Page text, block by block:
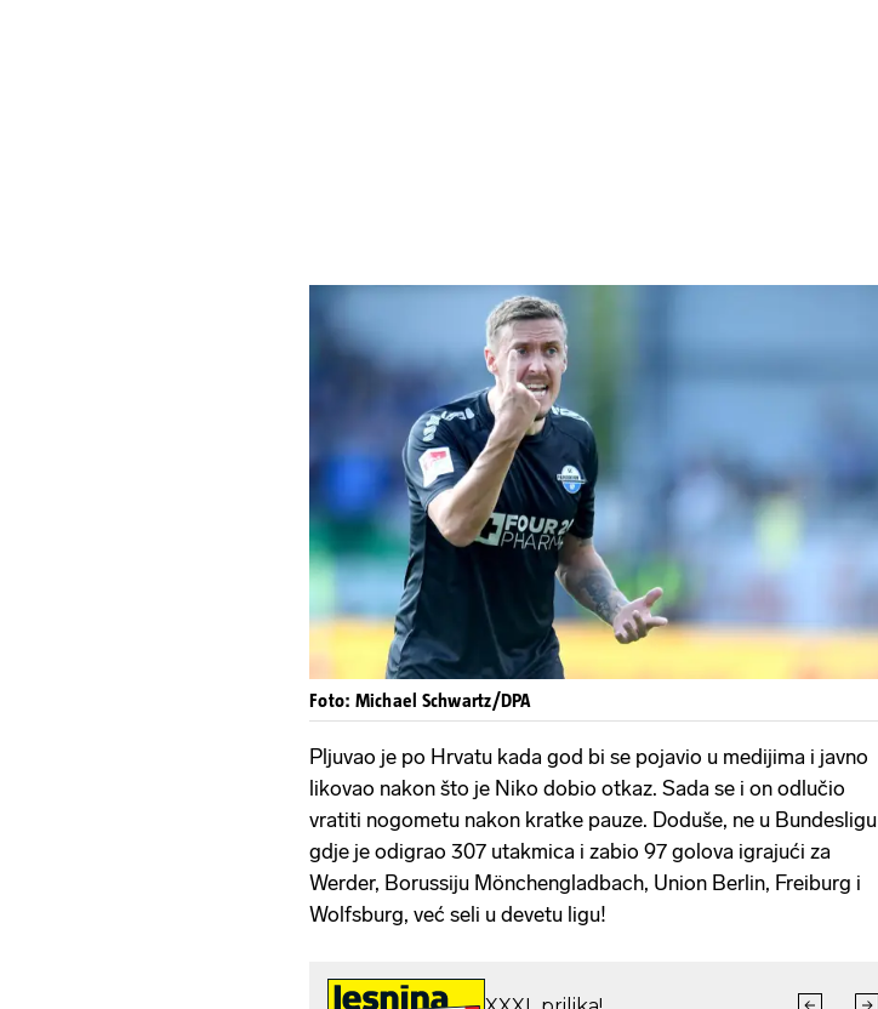
Foto: Michael Schwartz/DPA
Pljuvao je po Hrvatu kada god bi se pojavio u medijima i javno
likovao nakon što je Niko dobio otkaz. Sada se i on odlučio
vratiti nogometu nakon kratke pauze. Doduše, ne u Bundesligu
gdje je odigrao 307 utakmica i zabio 97 golova igrajući za
Werder, Borussiju Mönchengladbach, Union Berlin, Freiburg i
Wolfsburg, već seli u devetu ligu!